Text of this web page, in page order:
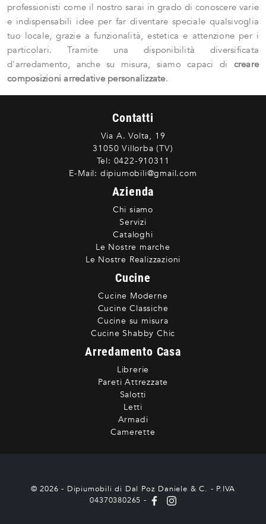
professionisti come il nostro sarai in grado di conoscere varie
e indispensabili idee per far diventare speciale qualsivoglia
tuo locale, grazie a funzionalità, estetica e attenzione per i
particolari. Tramite una disponibilità diversificata
d'arredamento, anche su misura, siamo capaci di creare
composizioni arredative personalizzate.
Contatti
Via A. Volta, 19
31050 Villorba (TV)
Tel: 0422-910311
E-Mail: dipiumobili@gmail.com
Azienda
Chi siamo
Servizi
Cataloghi
Le Nostre marche
Le Nostre Realizzazioni
Cucine
Cucine Moderne
Cucine Classiche
Cucine su misura
Cucine Shabby Chic
Arredamento Casa
Librerie
Pareti Attrezzate
Salotti
Letti
Armadi
Camerette
© 2026 - Dipiumobili di Dal Poz Daniele & C. - P.IVA
04370380265 -